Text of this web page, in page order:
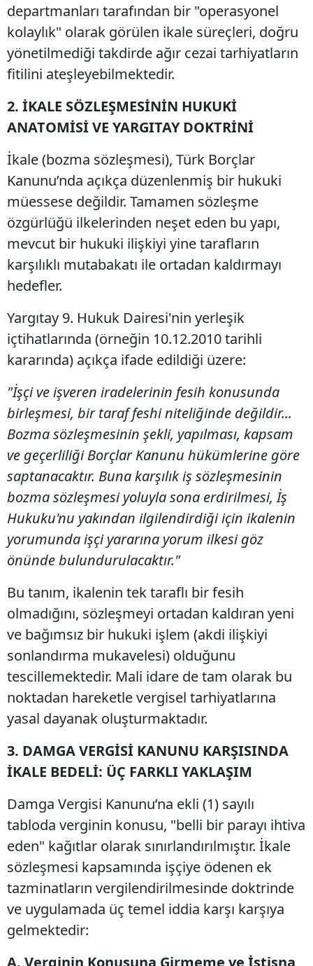
departmanları tarafından bir "operasyonel
kolaylık" olarak görülen ikale süreçleri, doğru
yönetilmediği takdirde ağır cezai tarhiyatların
fitilini ateşleyebilmektedir.
2. İKALE SÖZLEŞMESİNİN HUKUKİ
ANATOMİSİ VE YARGITAY DOKTRİNİ
İkale (bozma sözleşmesi), Türk Borçlar
Kanunu’nda açıkça düzenlenmiş bir hukuki
müessese değildir. Tamamen sözleşme
özgürlüğü ilkelerinden neşet eden bu yapı,
mevcut bir hukuki ilişkiyi yine tarafların
karşılıklı mutabakatı ile ortadan kaldırmayı
hedefler.
Yargıtay 9. Hukuk Dairesi'nin yerleşik
içtihatlarında (örneğin 10.12.2010 tarihli
kararında) açıkça ifade edildiği üzere:
"İşçi ve işveren iradelerinin fesih konusunda
birleşmesi, bir taraf feshi niteliğinde değildir...
Bozma sözleşmesinin şekli, yapılması, kapsam
ve geçerliliği Borçlar Kanunu hükümlerine göre
saptanacaktır. Buna karşılık iş sözleşmesinin
bozma sözleşmesi yoluyla sona erdirilmesi, İş
Hukuku'nu yakından ilgilendirdiği için ikalenin
yorumunda işçi yararına yorum ilkesi göz
önünde bulundurulacaktır."
Bu tanım, ikalenin tek taraflı bir fesih
olmadığını, sözleşmeyi ortadan kaldıran yeni
ve bağımsız bir hukuki işlem (akdi ilişkiyi
sonlandırma mukavelesi) olduğunu
tescillemektedir. Mali idare de tam olarak bu
noktadan hareketle vergisel tarhiyatlarına
yasal dayanak oluşturmaktadır.
3. DAMGA VERGİSİ KANUNU KARŞISINDA
İKALE BEDELİ: ÜÇ FARKLI YAKLAŞIM
Damga Vergisi Kanunu’na ekli (1) sayılı
tabloda verginin konusu, "belli bir parayı ihtiva
eden" kağıtlar olarak sınırlandırılmıştır. İkale
sözleşmesi kapsamında işçiye ödenen ek
tazminatların vergilendirilmesinde doktrinde
ve uygulamada üç temel iddia karşı karşıya
gelmektedir:
A. Verginin Konusuna Girmeme ve İstisna